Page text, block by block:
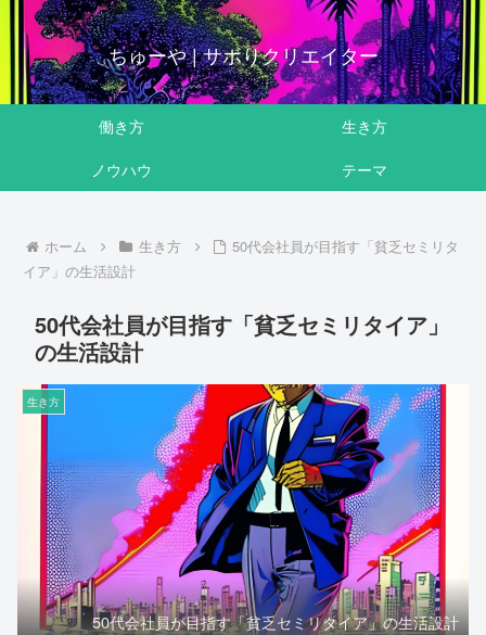
ちゅーや | サボりクリエイター
働き方
生き方
ノウハウ
テーマ
ホーム 生き方
50代会社員が目指す「貧乏セミリタ
イア」の生活設計
50代会社員が目指す「貧乏セミリタイア」
の生活設計
生き方
50代会社員が目指す「貧乏セミリタイア」の生活設計